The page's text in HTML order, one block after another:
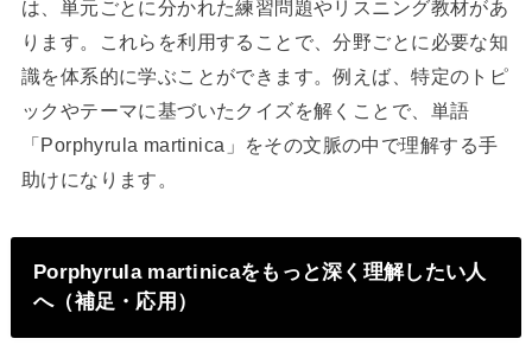
は、単元ごとに分かれた練習問題やリスニング教材があ
ります。これらを利用することで、分野ごとに必要な知
識を体系的に学ぶことができます。例えば、特定のトピ
ックやテーマに基づいたクイズを解くことで、単語
「Porphyrula martinica」をその文脈の中で理解する手
助けになります。
Porphyrula martinicaをもっと深く理解したい人
へ（補足・応用）